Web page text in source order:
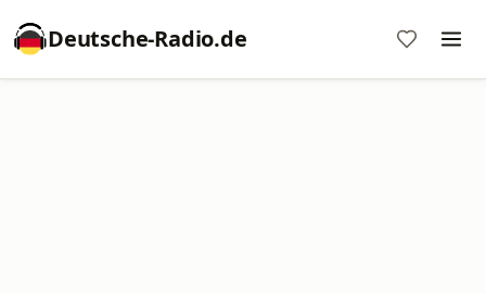
Deutsche-Radio.de